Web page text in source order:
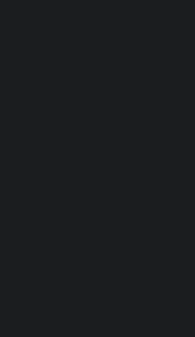
2026.